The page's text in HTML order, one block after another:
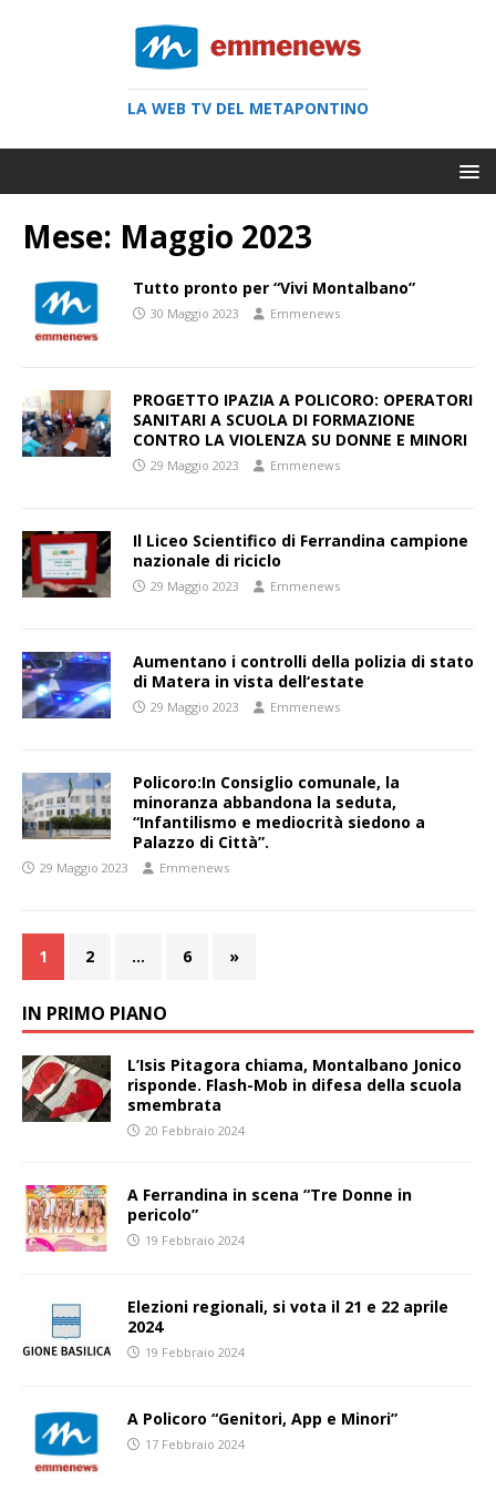
LA WEB TV DEL METAPONTINO
Mese: Maggio 2023
Tutto pronto per “Vivi Montalbano”
30 Maggio 2023 Emmenews
PROGETTO IPAZIA A POLICORO: OPERATORI
SANITARI A SCUOLA DI FORMAZIONE
CONTRO LA VIOLENZA SU DONNE E MINORI
29 Maggio 2023 Emmenews
Il Liceo Scientifico di Ferrandina campione
nazionale di riciclo
29 Maggio 2023 Emmenews
Aumentano i controlli della polizia di stato
di Matera in vista dell‘estate
29 Maggio 2023 Emmenews
Policoro:In Consiglio comunale, la
minoranza abbandona la seduta,
“Infantilismo e mediocrità siedono a
Palazzo di Città”.
29 Maggio 2023 Emmenews
1 2 … 6 »
IN PRIMO PIANO
L’Isis Pitagora chiama, Montalbano Jonico
risponde. Flash-Mob in difesa della scuola
smembrata
20 Febbraio 2024
A Ferrandina in scena “Tre Donne in
pericolo”
19 Febbraio 2024
Elezioni regionali, si vota il 21 e 22 aprile
2024
19 Febbraio 2024
A Policoro “Genitori, App e Minori”
17 Febbraio 2024